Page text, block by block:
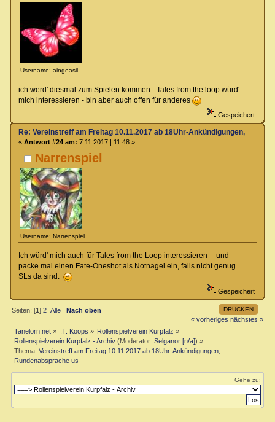
Username: aingeasil
ich werd' diesmal zum Spielen kommen - Tales from the loop würd'
mich interessieren - bin aber auch offen für anderes
Gespeichert
Narrenspiel
Username: Narrenspiel
Re: Vereinstreff am Freitag 10.11.2017 ab 18Uhr-Ankündigungen,
« Antwort #24 am: 7.11.2017 | 11:48 »
Ich würd' mich auch für Tales from the Loop interessieren -- und
packe mal einen Fate-Oneshot als Notnagel ein, falls nicht genug
SLs da sind.
Gespeichert
DRUCKEN
Seiten: [1]2 Alle
Nach oben
« vorheriges nächstes »
Tanelorn.net » :T: Koops » Rollenspielverein Kurpfalz »
Rollenspielverein Kurpfalz - Archiv (Moderator:Selganor [n/a]) »
Thema:Vereinstreff am Freitag 10.11.2017 ab 18Uhr-Ankündigungen,
Rundenabsprache us
Gehe zu: